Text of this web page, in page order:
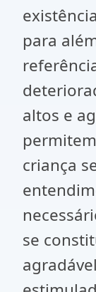
para
altos e
criança
se